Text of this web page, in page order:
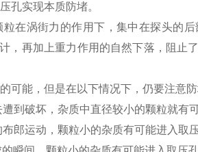
孔实现本质防堵。
在涡街力的作用下，集中在探头的
，再加上重力作用的自然下落，阻止
可能，但是在以下情况下，仍要注意
到破坏，杂质中直径较小的颗粒就有
郎运动，颗粒小的杂质有可能进入取